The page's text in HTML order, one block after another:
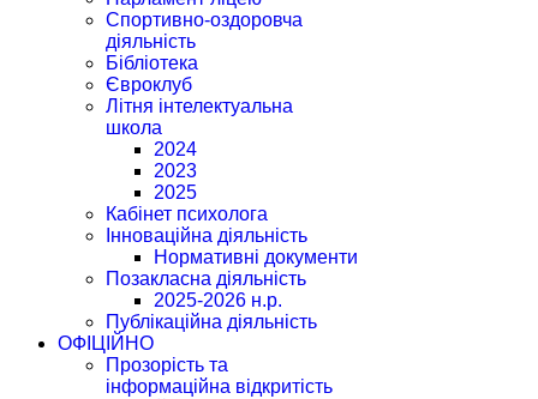
Спортивно-оздоровча
діяльність
Бібліотека
Євроклуб
Літня інтелектуальна
школа
2024
2023
2025
Кабінет психолога
Інноваційна діяльність
Нормативні документи
Позакласна діяльність
2025-2026 н.р.
Публікаційна діяльність
ОФІЦІЙНО
Прозорість та
інформаційна відкритість